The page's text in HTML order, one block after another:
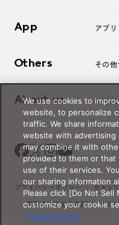
よくあるご質問
お問い合わせ
App アプリ
Others その他
レンズ交換
オンラインギフト
価格案内
About us JINS
Magnify Life
会社概要
採用情報
法人のお客様
出店について
プライバシーポリシー セキュ
薬機法に関する表記 サイ
We use cookies to
website, to personalize
traffic. We share
website with advertising
may combine it with
provided to them or
use of their services.
our sharing information
Please click [Do Not
customize your cookie
Cookie Policy